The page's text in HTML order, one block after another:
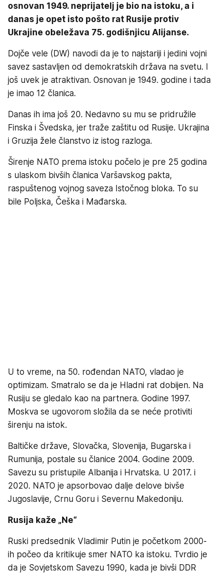
osnovan 1949. neprijatelj je bio na istoku, a i
danas je opet isto pošto rat Rusije protiv
Ukrajine obeležava 75. godišnjicu Alijanse.
Dojče vele (DW) navodi da je to najstariji i jedini vojni
savez sastavljen od demokratskih država na svetu. I
još uvek je atraktivan. Osnovan je 1949. godine i tada
je imao 12 članica.
Danas ih ima još 20. Nedavno su mu se pridružile
Finska i Švedska, jer traže zaštitu od Rusije. Ukrajina
i Gruzija žele članstvo iz istog razloga.
Širenje NATO prema istoku počelo je pre 25 godina
s ulaskom bivših članica Varšavskog pakta,
raspuštenog vojnog saveza Istočnog bloka. To su
bile Poljska, Češka i Mađarska.
U to vreme, na 50. rođendan NATO, vladao je
optimizam. Smatralo se da je Hladni rat dobijen. Na
Rusiju se gledalo kao na partnera. Godine 1997.
Moskva se ugovorom složila da se neće protiviti
širenju na istok.
Baltičke države, Slovačka, Slovenija, Bugarska i
Rumunija, postale su članice 2004. Godine 2009.
Savezu su pristupile Albanija i Hrvatska. U 2017. i
2020. NATO je apsorbovao dalje delove bivše
Jugoslavije, Crnu Goru i Severnu Makedoniju.
Rusija kaže „Ne“
Ruski predsednik Vladimir Putin je početkom 2000-
ih počeo da kritikuje smer NATO ka istoku. Tvrdio je
da je Sovjetskom Savezu 1990, kada je bivši DDR